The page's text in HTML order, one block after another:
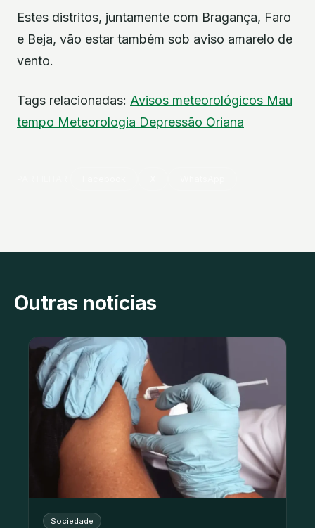
Estes distritos, juntamente com Bragança, Faro
e Beja, vão estar também sob aviso amarelo de
vento.
Tags relacionadas: Avisos meteorológicos Mau
tempo Meteorologia Depressão Oriana
Outras notícias
Sociedade